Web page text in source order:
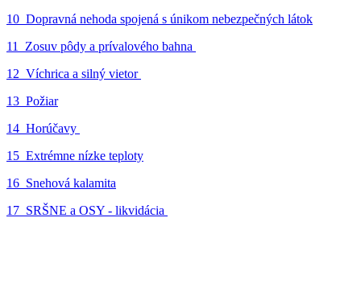
10_Dopravná nehoda spojená s únikom nebezpečných látok
11_Zosuv pôdy a prívalového bahna
12_Víchrica a silný vietor
13_Požiar
14_Horúčavy
15_Extrémne nízke teploty
16_Snehová kalamita
17_SRŠNE a OSY - likvidácia